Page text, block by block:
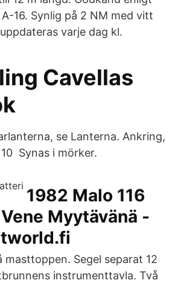
A-16. Synlig på 2 NM med vitt
varje dag kl.
Cavellas
se Lanterna. Ankring,
Synas i mörker.
1982 Malo 116
Myytävänä -
masttoppen. Segel separat 12
instrumenttavla. Två